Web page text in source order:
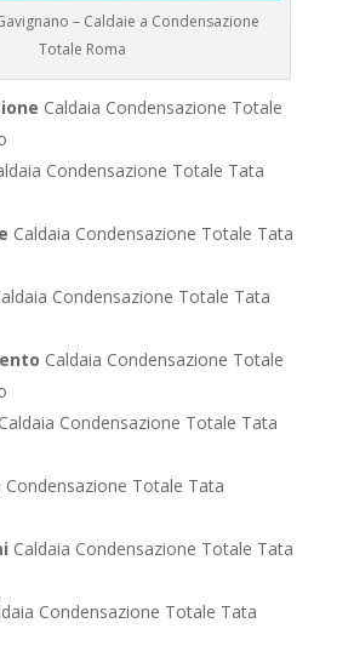
– Caldaie a Condensazione
Totale Roma
Caldaia Condensazione Totale
Condensazione Totale Tata
Caldaia Condensazione Totale Tata
Condensazione Totale Tata
Caldaia Condensazione Totale
Caldaia Condensazione Totale Tata
Condensazione Totale Tata
Caldaia Condensazione Totale Tata
Condensazione Totale Tata